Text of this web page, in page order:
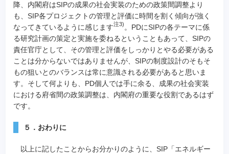
降、内閣府はSIPの成果の社会実装のための政策間調整より
も、SIP各プロジェクトの管理と評価に時間を割く傾向が強く
なってきているように感じます注3)。PDにSIPの各テーマに係
る研究計画の策定と実施を委ねるということもあって、SIPの
責任官庁として、その管理と評価をしっかりとやる必要がある
ことは分からないではありませんが、SIPの制度設計のそもそ
もの狙いとのバランスは常に意識される必要があると思いま
す。そして何よりも、PD個人では手に余る、成果の社会実装
における府省間の政策調整は、内閣府の重要な役割であるはず
です。
５．おわりに
以上に記したことからお分かりのように、SIP「エネルギー